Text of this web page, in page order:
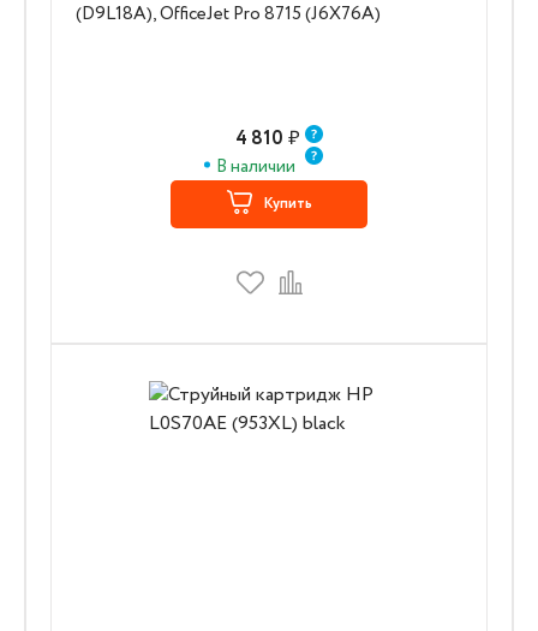
(D9L18A), OfficeJet Pro 8715 (J6X76A)
4 810 ₽
В наличии
Купить